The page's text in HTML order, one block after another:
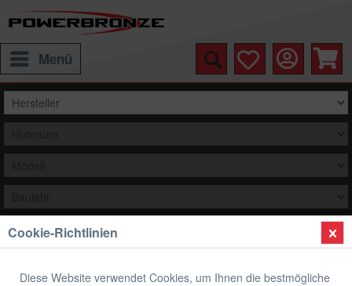
Menü
Auswählen
Übersicht Airflow Racingscheibe (Double- Bubble)
Cookie-Richtlinien
Diese Website verwendet Cookies, um Ihnen die bestmögliche